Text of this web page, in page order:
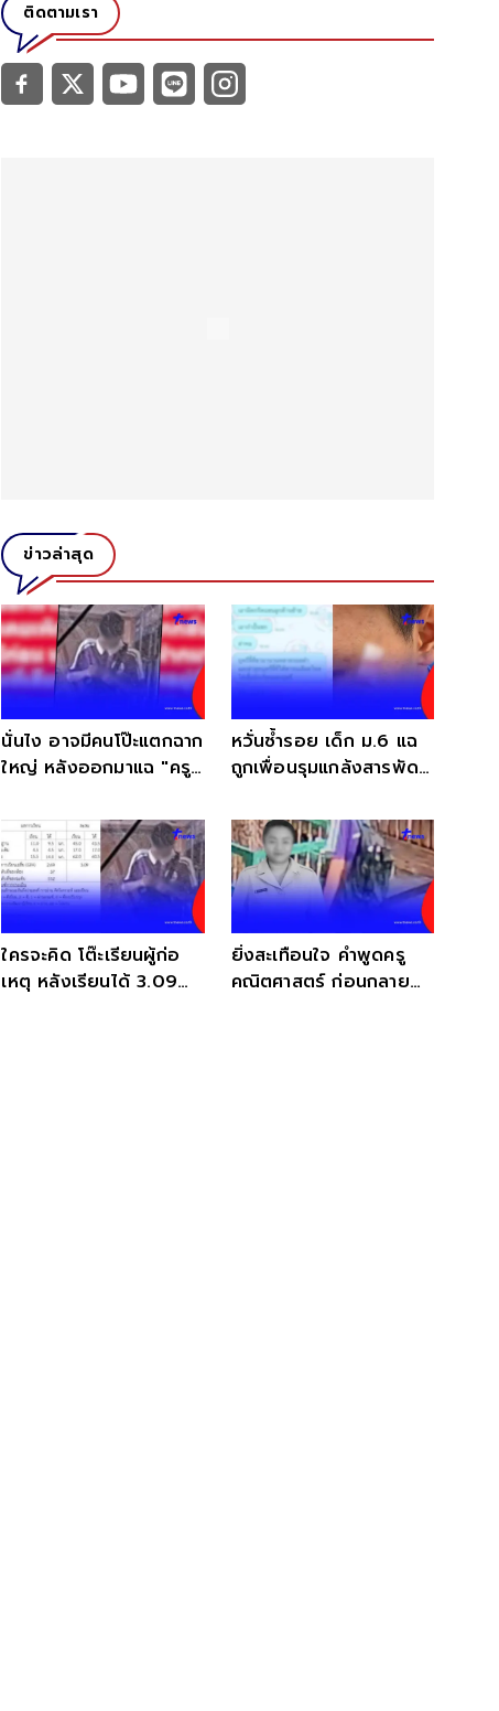
ติดตามเรา
ข่าวล่าสุด
นั่นไง อาจมีคนโป๊ะแตกฉาก
ใหญ่ หลังออกมาแฉ "ครู"
หวั่นซ้ำรอย เด็ก ม.6 แฉ
ถูกเพื่อนรุมแกล้งสารพัด
ใครจะคิด โต๊ะเรียนผู้ก่อ
เหตุ หลังเรียนได้ 3.09
ยิ่งสะเทือนใจ คำพูดครู
คณิตศาสตร์ ก่อนกลาย